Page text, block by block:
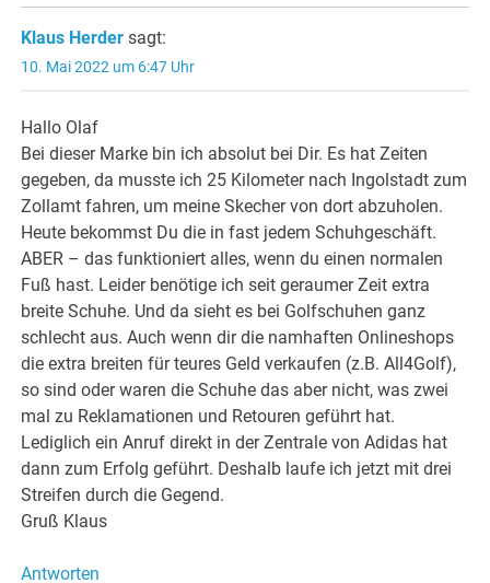
Klaus Herder sagt:
10. Mai 2022 um 6:47 Uhr
Hallo Olaf
Bei dieser Marke bin ich absolut bei Dir. Es hat Zeiten
gegeben, da musste ich 25 Kilometer nach Ingolstadt zum
Zollamt fahren, um meine Skecher von dort abzuholen.
Heute bekommst Du die in fast jedem Schuhgeschäft.
ABER – das funktioniert alles, wenn du einen normalen
Fuß hast. Leider benötige ich seit geraumer Zeit extra
breite Schuhe. Und da sieht es bei Golfschuhen ganz
schlecht aus. Auch wenn dir die namhaften Onlineshops
die extra breiten für teures Geld verkaufen (z.B. All4Golf),
so sind oder waren die Schuhe das aber nicht, was zwei
mal zu Reklamationen und Retouren geführt hat.
Lediglich ein Anruf direkt in der Zentrale von Adidas hat
dann zum Erfolg geführt. Deshalb laufe ich jetzt mit drei
Streifen durch die Gegend.
Gruß Klaus
Antworten